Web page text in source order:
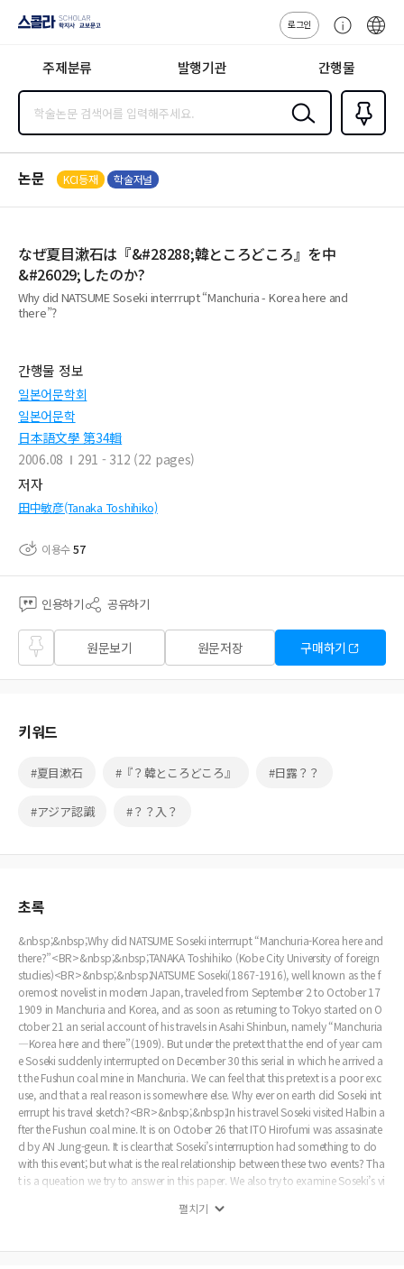
지사·교보문고
로그인
센
주제분류 발행기관 간행물
검색
즐겨찾
기0
논문 KCI등재 학술저널
なぜ夏目漱石は『&#28288;韓ところどころ』を中
&#26029;したのか?
Why did NATSUME Soseki interrrupt “Manchuria - Korea here and
there”?
간행물 정보
일본어문학회
일본어문학
日本語文學 第34輯
2006.08
291 - 312 (22 pages)
저자
田中敏彦(Tanaka Toshihiko)
이용수57
인용하기 공유하기
즐겨
찾기
원문보기 원문저장 구매하기
키워드
#夏目漱石 #『？韓ところどころ』 #日露？？
#アジア認識 #？？入？
초록
&nbsp;&nbsp;Why did NATSUME Soseki interrrupt “Manchuria-Korea here and
there?”<BR>&nbsp;&nbsp;TANAKA Toshihiko (Kobe City University of foreign
studies)<BR>&nbsp;&nbsp;NATSUME Soseki(1867-1916), well known as the f
oremost novelist in modern Japan, traveled from September 2 to October 17
1909 in Manchuria and Korea, and as soon as returning to Tokyo started on O
ctober 21 an serial account of his travels in Asahi Shinbun, namely “Manchuria
―Korea here and there”(1909). But under the pretext that the end of year cam
e Soseki suddenly interrrupted on December 30 this serial in which he arrived a
t the Fushun coal mine in Manchuria. We can feel that this pretext is a poor exc
use, and that a real reason is somewhere else. Why ever on earth did Soseki int
errrupt his travel sketch?<BR>&nbsp;&nbsp;In his travel Soseki visited Halbin a
fter the Fushun coal mine. It is on October 26 that ITO Hirofumi was assasinate
d by AN Jung-geun. It is clear that Soseki’s interrruption had something to do
with this event; but what is the real relationship between these two events? Tha
t is a queation we try to answer in this paper. We also try to examine Soseki’s vi
펼치기